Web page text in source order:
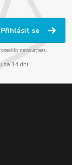
Přihlásit se
newsletteru.
za 14 dní.